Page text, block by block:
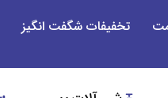
تخفیفات شگفت انگیز